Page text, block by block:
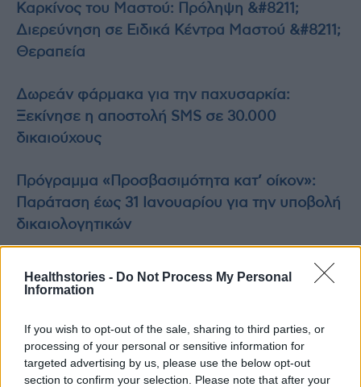
Healthstories - Do Not Process My Personal
Information
If you wish to opt-out of the sale, sharing to third parties, or
processing of your personal or sensitive information for
targeted advertising by us, please use the below opt-out
section to confirm your selection. Please note that after your
Καρκίνος του Μαστού: Πρόληψη &#8211;
Διερεύνηση σε Ειδικά Κέντρα Μαστού &#8211;
Θεραπεία
Δωρεάν φάρμακα για την παχυσαρκία:
Ξεκίνησε η αποστολή SMS σε 30.000
δικαιούχους
Πρόγραμμα «Προσβασιμότητα κατ’ οίκον»:
Παράταση έως 31 Ιανουαρίου για την υποβολή
δικαιολογητικών
TAGS ΕΚΠΑ θεραπείες πρώτης γραμμής καρκίνος του μαστού